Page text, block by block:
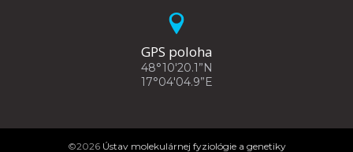
GPS poloha
48°10'20.1”N
17°04'04.9”E
©2026Ústav molekulárnej fyziológie a genetiky